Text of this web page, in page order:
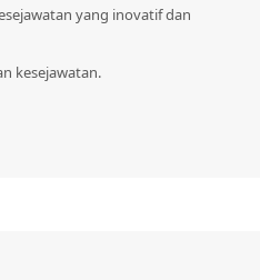
yang inovatif dan
kesejawatan.